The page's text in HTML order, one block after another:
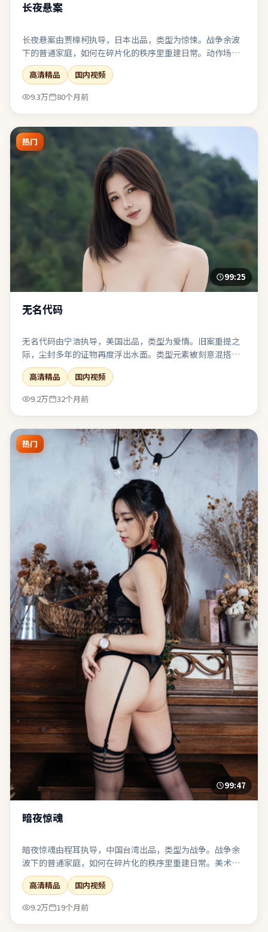
长夜悬案
长夜悬案由贾樟柯执导，日本出品，类型为惊悚。战争余波
下的普通家庭，如何在碎片化的秩序里重建日常。动作场面
服务于人物关系，而非为炫技而打断叙事呼吸。表演、摄
影、剪辑三者咬合紧密，是近期同类型中较扎实的一部。
高清精品
国内视频
9.3万
80个月前
热门
99:25
无名代码
无名代码由宁浩执导，美国出品，类型为爱情。旧案重提之
际，尘封多年的证物再度浮出水面。类型元素被刻意混搭：
既有类型片快感，也保留作者式的留白。若你偏爱留白与隐
喻，片中多处细节可供二次解读。
高清精品
国内视频
9.2万
32个月前
热门
99:47
暗夜惊魂
暗夜惊魂由程耳执导，中国台湾出品，类型为战争。战争余
波下的普通家庭，如何在碎片化的秩序里重建日常。美术与
服化还原时代质感，让观众在细节里建立信任。若你偏爱留
白与隐喻，片中多处细节可供二次解读。
高清精品
国内视频
9.2万
19个月前